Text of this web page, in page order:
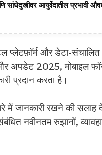
सांधेदुखीवर आयुर्वेदातील प्रभावी
प्लेटफ़ॉर्म और डेटा-संचालित
अपडेट 2025, मोबाइल
प्रदान करता है।
में जानकारी रखने की
नवीनतम रुझानों,